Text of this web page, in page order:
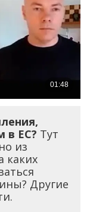
в ЕС? Тут
из
каких
Другие